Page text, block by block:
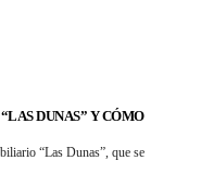
DUNAS” Y CÓMO
“Las Dunas”, que se